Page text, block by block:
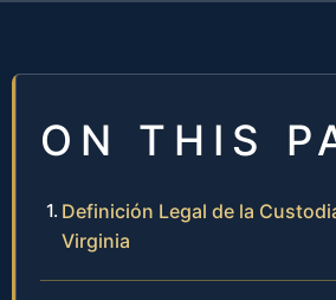
ON THIS
Definición Legal de la
Virginia